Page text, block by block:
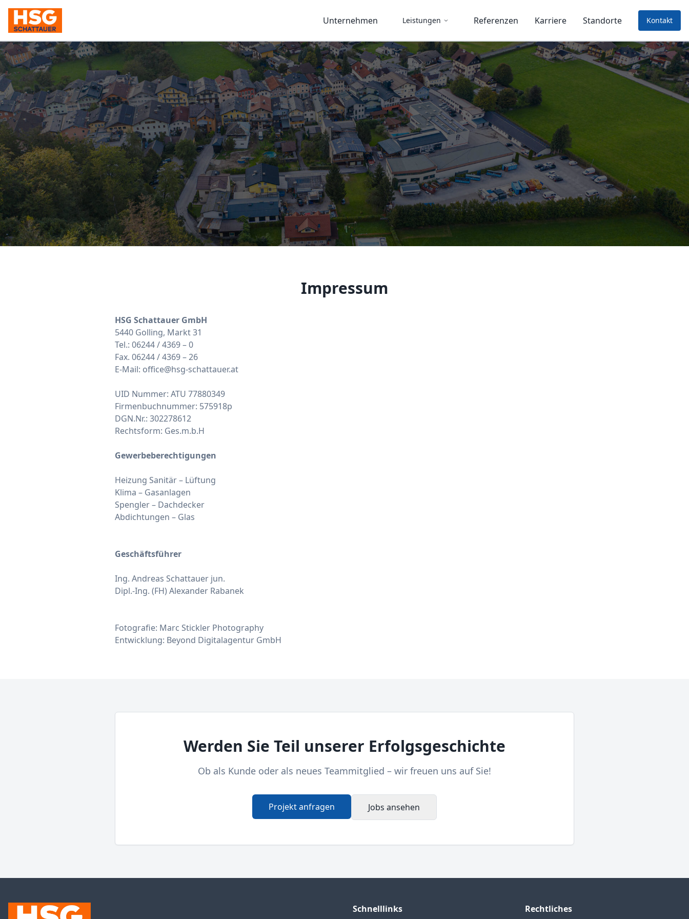
Unternehmen Leistungen Referenzen Karriere Standorte Kontakt
Impressum
HSG Schattauer GmbH
5440 Golling, Markt 31
Tel.: 06244 / 4369 – 0
Fax. 06244 / 4369 – 26
E-Mail: office@hsg-schattauer.at
UID Nummer: ATU 77880349
Firmenbuchnummer: 575918p
DGN.Nr.: 302278612
Rechtsform: Ges.m.b.H
Gewerbeberechtigungen
Heizung Sanitär – Lüftung
Klima – Gasanlagen
Spengler – Dachdecker
Abdichtungen – Glas
Geschäftsführer
Ing. Andreas Schattauer jun.
Dipl.-Ing. (FH) Alexander Rabanek
Fotografie: Marc Stickler Photography
Entwicklung: Beyond Digitalagentur GmbH
Werden Sie Teil unserer Erfolgsgeschichte
Ob als Kunde oder als neues Teammitglied – wir freuen uns auf Sie!
Projekt anfragen Jobs ansehen
Schnelllinks Rechtliches